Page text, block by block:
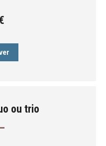
ou trio